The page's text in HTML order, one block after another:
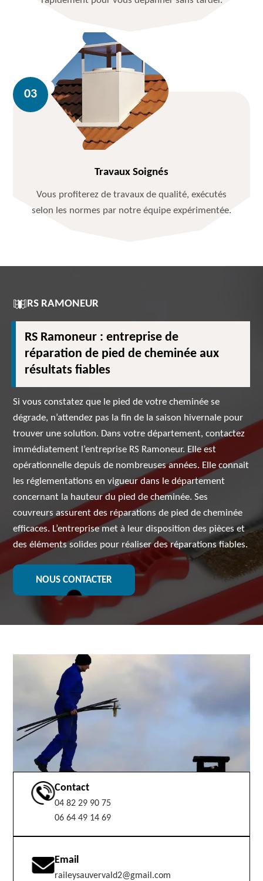
Travaux Soignés
Vous profiterez de travaux de qualité, exécutés
selon les normes par notre équipe expérimentée.
RS RAMONEUR
RS Ramoneur : entreprise de
réparation de pied de cheminée aux
résultats fiables
Si vous constatez que le pied de votre cheminée se
dégrade, n’attendez pas la fin de la saison hivernale pour
trouver une solution. Dans votre département, contactez
immédiatement l’entreprise RS Ramoneur. Elle est
opérationnelle depuis de nombreuses années. Elle connait
les réglementations en vigueur dans le département
concernant la hauteur du pied de cheminée. Ses
couvreurs assurent des réparations de pied de cheminée
efficaces. L’entreprise met à leur disposition des pièces et
des éléments solides pour réaliser des réparations fiables.
NOUS CONTACTER
Contact
04 82 29 90 75
06 64 49 14 69
Email
raileysauvervald2@gmail.com